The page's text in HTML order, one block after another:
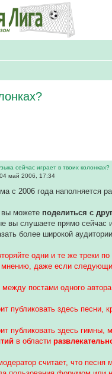
сейчас играет в твоих колонках?
04 май 2006, 17:34
с 2006 года наполняется
можете поделиться с
вы слушаете прямо сейчас
более широкой
одни и те же треки
мнению, даже если
между постами одного
публиковать здесь песни,
публиковать здесь
в области
считает, что